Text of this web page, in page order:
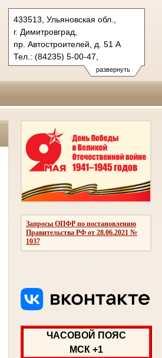
развернуть
433513, Ульяновская обл.,
г. Димитровград,
пр. Автостроителей, д. 51 А
Тел.: (84235) 5-00-47,
(84235) 5-25-79 (ф.)
dimitrovgradskiy.uln@sudrf.ru
Запросы ОПФР по постановлению
Правительства РФ от 28.06.2021 №
1037
ЧАСОВОЙ ПОЯС
МСК +1